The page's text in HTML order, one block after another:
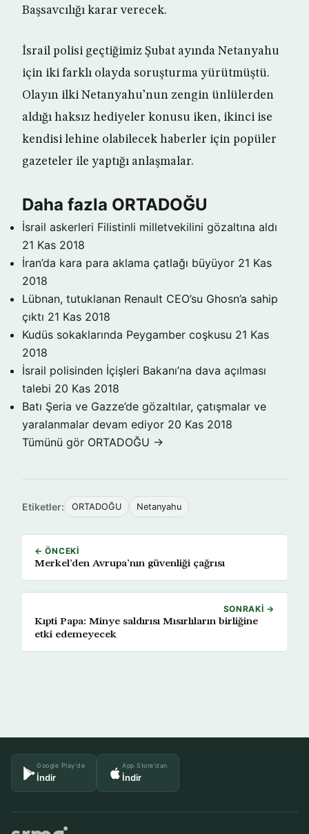
Başsavcılığı karar verecek.
İsrail polisi geçtiğimiz Şubat ayında Netanyahu
için iki farklı olayda soruşturma yürütmüştü.
Olayın ilki Netanyahu’nun zengin ünlülerden
aldığı haksız hediyeler konusu iken, ikinci ise
kendisi lehine olabilecek haberler için popüler
gazeteler ile yaptığı anlaşmalar.
Daha fazla ORTADOĞU
İsrail askerleri Filistinli milletvekilini gözaltına aldı
21 Kas 2018
İran’da kara para aklama çatlağı büyüyor 21 Kas
2018
Lübnan, tutuklanan Renault CEO’su Ghosn’a sahip
çıktı 21 Kas 2018
Kudüs sokaklarında Peygamber coşkusu 21 Kas
2018
İsrail polisinden İçişleri Bakanı’na dava açılması
talebi 20 Kas 2018
Batı Şeria ve Gazze’de gözaltılar, çatışmalar ve
yaralanmalar devam ediyor 20 Kas 2018
Tümünü gör ORTADOĞU →
Etiketler: ORTADOĞU Netanyahu
← ÖNCEKI
Merkel’den Avrupa’nın güvenliği çağrısı
SONRAKI →
Kıpti Papa: Minye saldırısı Mısırlıların birliğine
etki edemeyecek
Google Play'de
İndir
App Store'dan
İndir